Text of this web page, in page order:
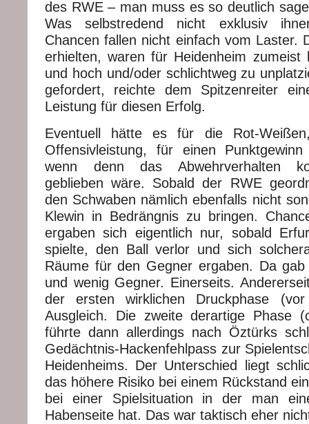
des RWE – man muss es so deutlich
Was selbstredend nicht exklusiv
Chancen fallen nicht einfach vom Laster.
erhielten, waren für Heidenheim zumeist
und hoch und/oder schlichtweg zu
gefordert, reichte dem Spitzenreiter
Leistung für diesen Erfolg.
Eventuell hätte es für die Rot-
Offensivleistung, für einen
wenn denn das Abwehrverhalten
geblieben wäre. Sobald der RWE
den Schwaben nämlich ebenfalls nicht
Klewin in Bedrängnis zu bringen.
ergaben sich eigentlich nur, sobald
spielte, den Ball verlor und sich
Räume für den Gegner ergaben. Da
und wenig Gegner. Einerseits.
der ersten wirklichen Druckphase
Ausgleich. Die zweite derartige Phase
führte dann allerdings nach Öztürks
Gedächtnis-Hackenfehlpass zur
Heidenheims. Der Unterschied liegt
das höhere Risiko bei einem Rückstand
bei einer Spielsituation in der man
Habenseite hat. Das war taktisch eher